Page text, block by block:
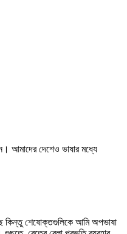
আমাদের দেশেও ভাষার মধ্যে
কিন্তু শেষোক্তগুলিকে আমি অপভাষা